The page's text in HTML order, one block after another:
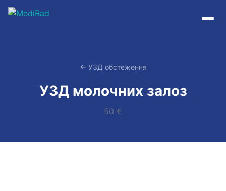
Пропустити
до
← УЗД обстеження
УЗД молочних залоз
50 €